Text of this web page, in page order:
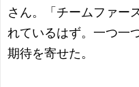
さん。「チームファー
れているはず。一つ一
期待を寄せた。